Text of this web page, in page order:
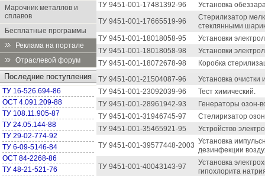
Марочник металлов и
сплавов
Бесплатные программы
Реклама на портале
Отраслевой форум
Последние поступления
ТУ 16-526.694-86
ОСТ 4.091.209-88
ТУ 108.11.905-87
ТУ 24.05.144-88
ТУ 29-02-774-92
ТУ 6-09-5146-84
ОСТ 84-2268-86
ТУ 48-21-521-76
ТУ 9451-001-17481392-96
Установка
ТУ 9451-001-17665519-96
Стерилизатор
стеклянными
ТУ 9451-001-18018058-95
Установки
ТУ 9451-001-18018058-98
Установки
ТУ 9451-001-18072678-98
Коробка
ТУ 9451-001-21504087-96
Установка
ТУ 9451-001-23092039-96
Тест химический.
ТУ 9451-001-28961942-93
Генераторы озон-
ТУ 9451-001-31946745-97
Стелиризатор
ТУ 9451-001-35465921-95
Устройство
ТУ 9451-001-39577448-2003 Установка
дезинфекции
ТУ 9451-001-40043143-97
Установка
гипохлорита